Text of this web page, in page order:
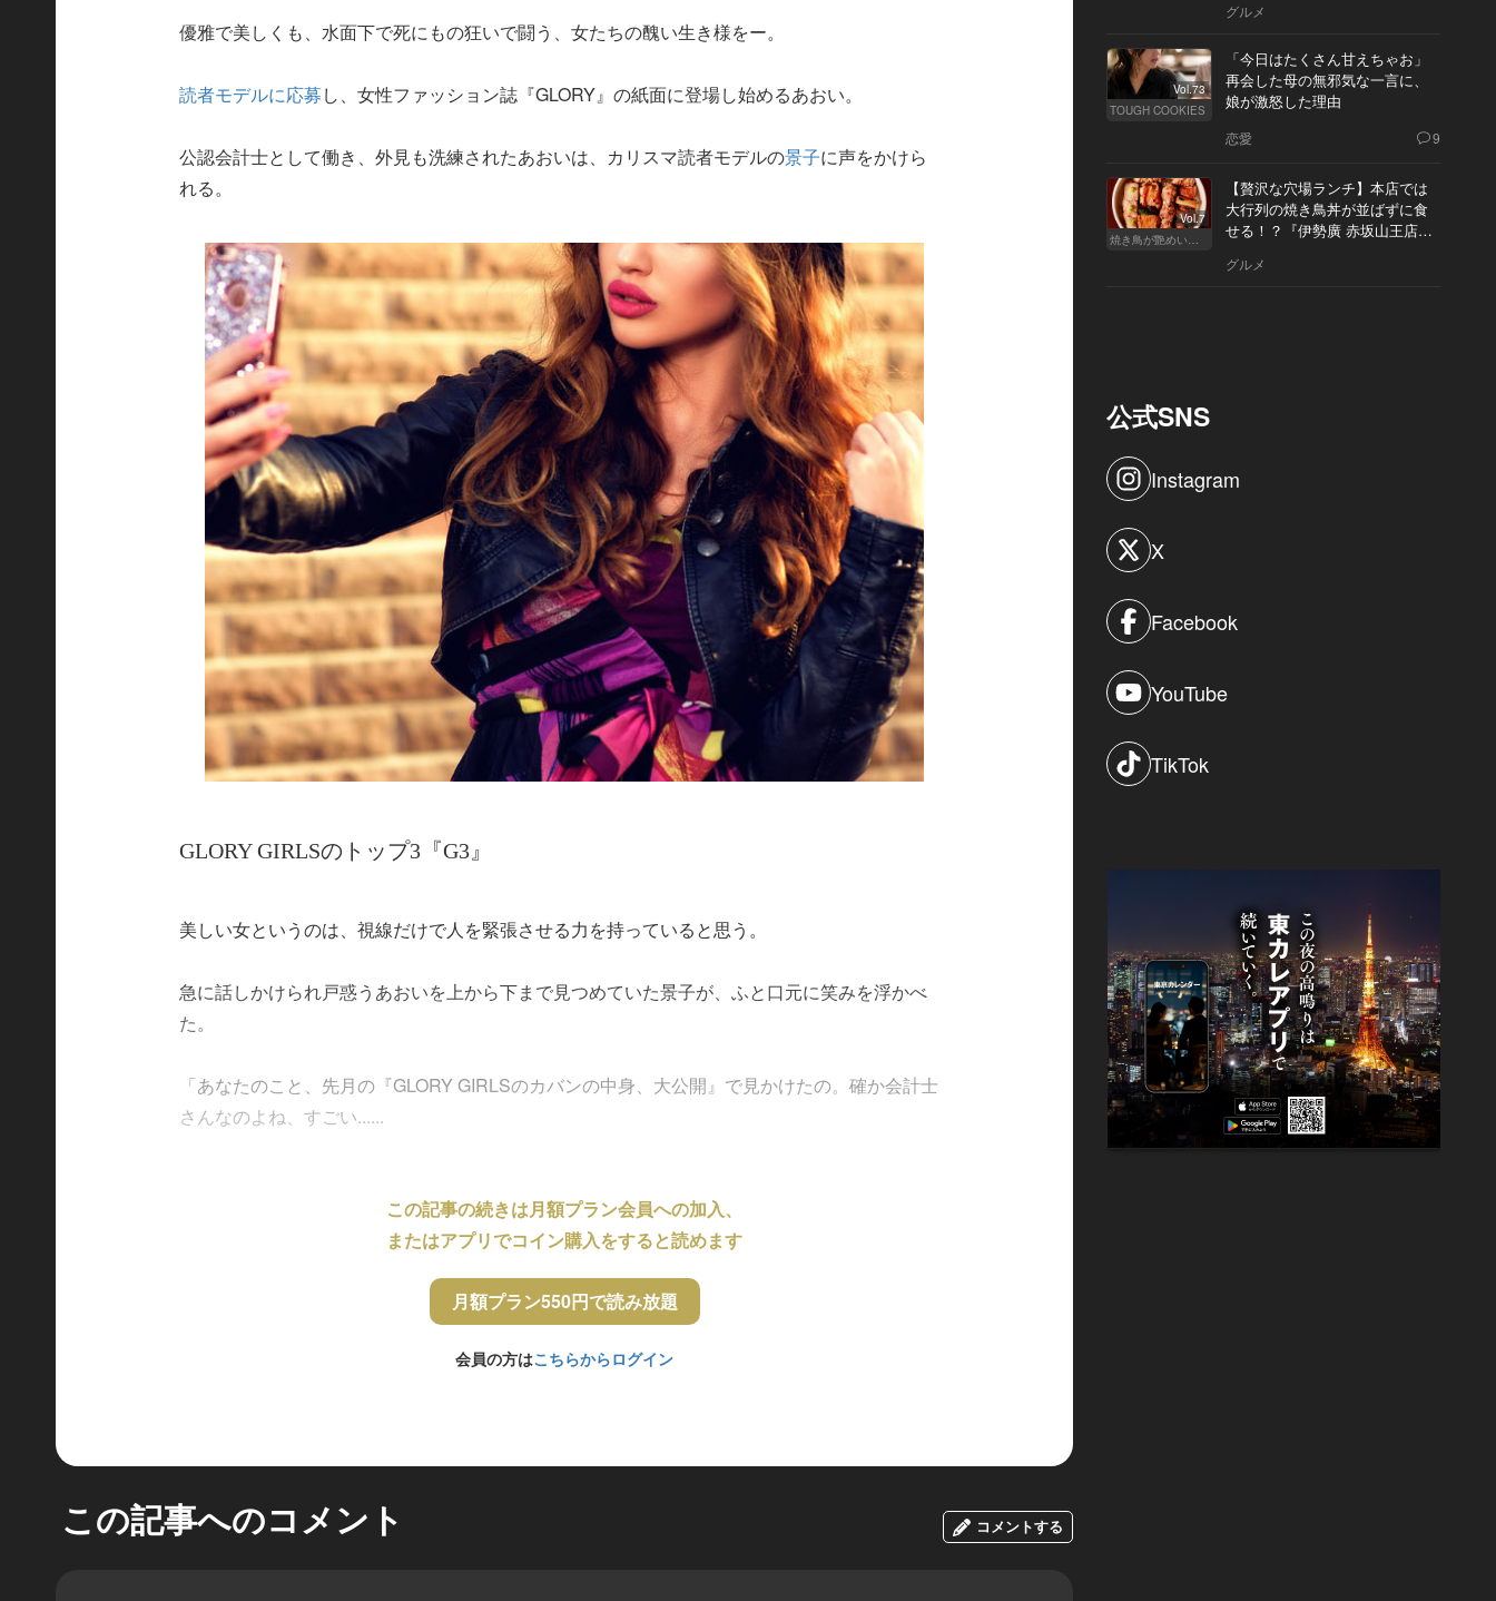
優雅で美しくも、水面下で死にもの狂いで闘う、女たちの醜い生き様をー。
読者モデルに応募し、女性ファッション誌『GLORY』の紙面に登場し始めるあおい。
公認会計士として働き、外見も洗練されたあおいは、カリスマ読者モデルの景子に声をかけら
れる。
GLORY GIRLSのトップ3『G3』
美しい女というのは、視線だけで人を緊張させる力を持っていると思う。
急に話しかけられ戸惑うあおいを上から下まで見つめていた景子が、ふと口元に笑みを浮かべ
た。
「あなたのこと、先月の『GLORY GIRLSのカバンの中身、大公開』で見かけたの。確か会計士
さんなのよね、すごい......
この記事の続きは月額プラン会員への加入、
またはアプリでコイン購入をすると読めます
月額プラン550円で読み放題
会員の方はこちらからログイン
この記事へのコメント コメントする
グルメ
Vol.73
TOUGH COOKIES
「今日はたくさん甘えちゃお」
再会した母の無邪気な一言に、
娘が激怒した理由
恋愛 9
Vol.7
焼き鳥が艶めいてきた
【贅沢な穴場ランチ】本店では
大行列の焼き鳥丼が並ばずに食
せる！？『伊勢廣 赤坂山王店』
グルメ
公式SNS
Instagram
X
Facebook
YouTube
TikTok